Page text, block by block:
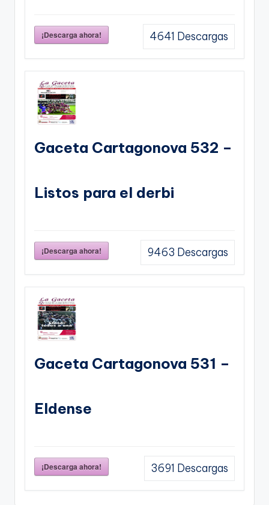
¡Descarga ahora! 4641 Descargas
Gaceta Cartagonova 532 –
Listos para el derbi
¡Descarga ahora! 9463 Descargas
Gaceta Cartagonova 531 –
Eldense
¡Descarga ahora! 3691 Descargas